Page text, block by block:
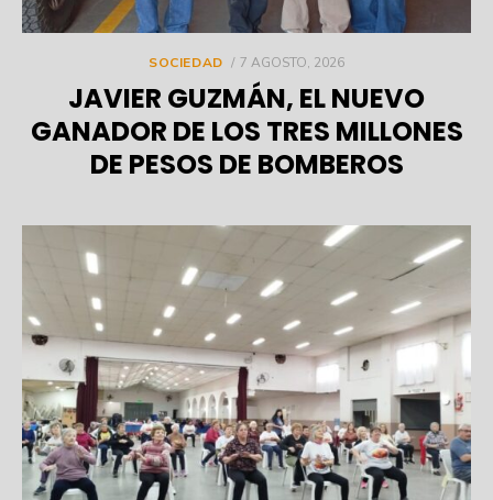
SOCIEDAD
POSTED
ON
7 AGOSTO, 2026
JAVIER GUZMÁN, EL NUEVO
GANADOR DE LOS TRES MILLONES
DE PESOS DE BOMBEROS